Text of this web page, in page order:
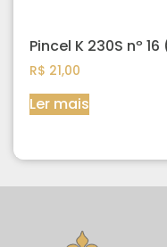
Pincel K 230S nº
R$ 21,00
Ler mais